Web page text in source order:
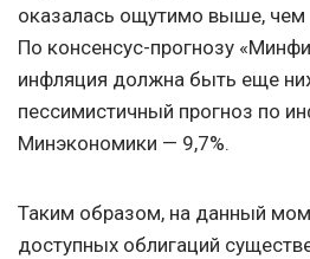
оказалась ощутимо выше, чем
По консенсус-прогнозу
инфляция должна быть еще
пессимистичный прогноз по
Минэкономики — 9,7%.
Таким образом, на данный
доступных облигаций